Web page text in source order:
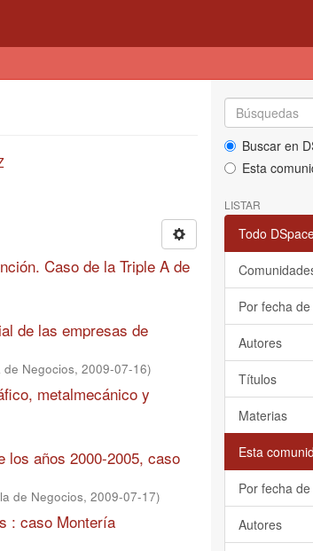
Caso de la Triple A de
de las empresas de
Negocios, 2009-07-16)
metalmecánico y
los años 2000-2005, caso
de Negocios, 2009-07-17)
: caso Montería
Buscar en
Esta
LISTAR
Todo
Por fecha
Autores
Títulos
Materias
Esta
Por fecha
Autores